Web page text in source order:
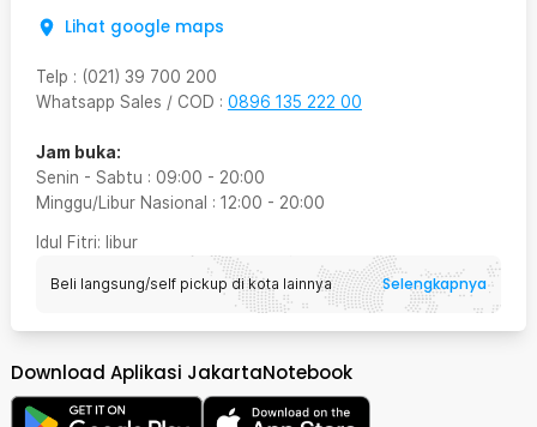
Lihat google maps
Telp : (021) 39 700 200
Whatsapp Sales / COD : 0896 135 222 00
Jam buka:
Senin - Sabtu : 09:00 - 20:00
Minggu/Libur Nasional : 12:00 - 20:00
Idul Fitri: libur
Beli langsung/self pickup di kota lainnya Selengkapnya
Download Aplikasi JakartaNotebook